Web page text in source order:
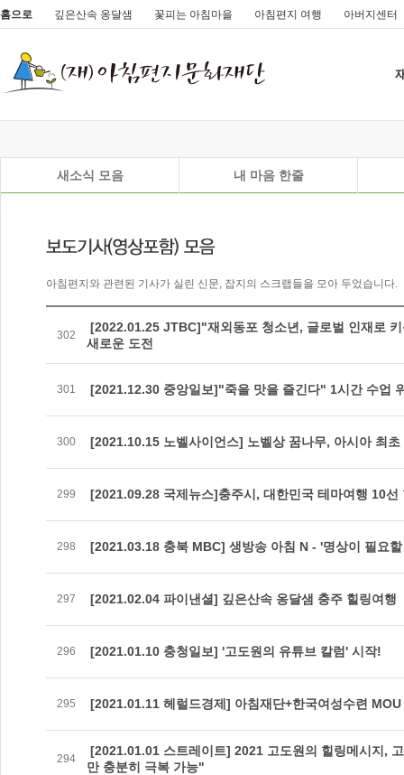
홈으로 깊은산속 옹달샘 꽃피는 아침마을 아침편지 여행 아버지센터
새소식 모음 내 마음 한줄
아침편지와 관련된 기사가 실린 신문, 잡지의 스크랩들을 모아 두었습니다.
302
[2022.01.25 JTBC]"재외동포 청소년, 글로벌 인재로
새로운 도전
301 [2021.12.30 중앙일보]"죽을 맛을 즐긴다" 1시간 수업
300 [2021.10.15 노벨사이언스] 노벨상 꿈나무, 아시아 최
299 [2021.09.28 국제뉴스]충주시, 대한민국 테마여행 10선
298 [2021.03.18 충북 MBC] 생방송 아침 N - '명상이 필요
297 [2021.02.04 파이낸셜] 깊은산속 옹달샘 충주 힐링여행
296 [2021.01.10 충청일보] '고도원의 유튜브 칼럼' 시작!
295 [2021.01.11 헤럴드경제] 아침재단+한국여성수련 MOU
294
[2021.01.01 스트레이트] 2021 고도원의 힐링메시지,
만 충분히 극복 가능"